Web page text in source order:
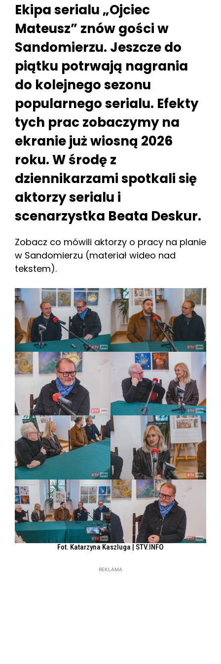
Ekipa serialu „Ojciec
Mateusz” znów gości w
Sandomierzu. Jeszcze do
piątku potrwają nagrania
do kolejnego sezonu
popularnego serialu. Efekty
tych prac zobaczymy na
ekranie już wiosną 2026
roku. W środę z
dziennikarzami spotkali się
aktorzy serialu i
scenarzystka Beata Deskur.
Zobacz co mówili aktorzy o pracy na planie
w Sandomierzu (materiał wideo nad
tekstem).
Fot. Katarzyna Kaszluga | STV.INFO
REKLAMA